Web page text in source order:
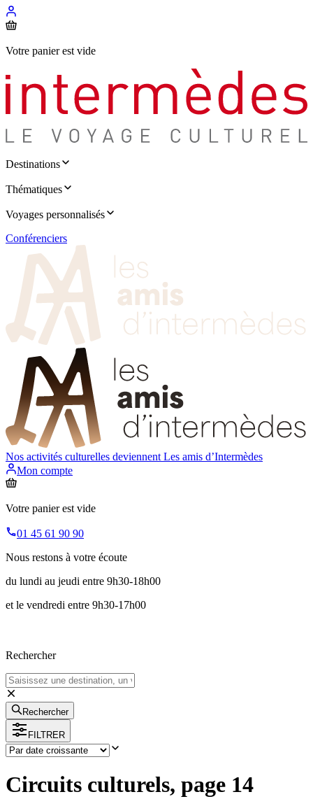
Votre panier est vide
Destinations
Thématiques
Voyages personnalisés
Conférenciers
Nos activités culturelles deviennent Les amis d’Intermèdes
Mon compte
Votre panier est vide
01 45 61 90 90
Nous restons à votre écoute
du lundi au jeudi entre 9h30-18h00
et le vendredi entre 9h30-17h00
Rechercher
Rechercher
FILTRER
Circuits culturels, page 14